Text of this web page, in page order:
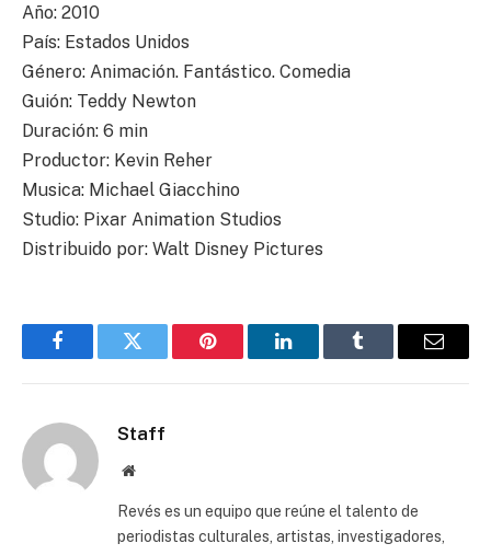
Año: 2010
País: Estados Unidos
Género: Animación. Fantástico. Comedia
Guión: Teddy Newton
Duración: 6 min
Productor: Kevin Reher
Musica: Michael Giacchino
Studio: Pixar Animation Studios
Distribuido por: Walt Disney Pictures
FacebookTwitter Pinterest LinkedInTumblr Email
Staff
Website
Revés es un equipo que reúne el talento de
periodistas culturales, artistas, investigadores,